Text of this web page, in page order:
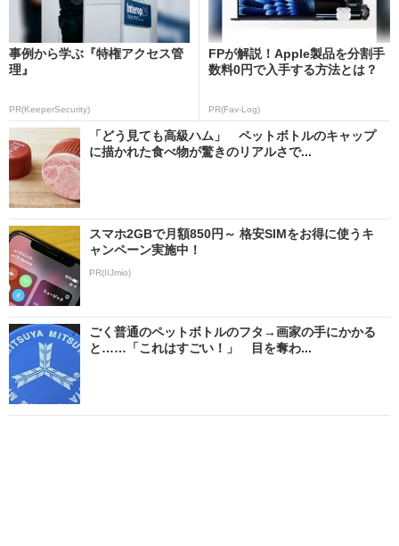
事例から学ぶ『特権アクセス管
理』
PR(KeeperSecurity)
FPが解説！Apple製品を分割手
数料0円で入手する方法とは？
PR(Fav-Log)
「どう見ても高級ハム」 ペットボトルのキャップ
に描かれた食べ物が驚きのリアルさで...
スマホ2GBで月額850円～ 格安SIMをお得に使うキ
ャンペーン実施中！
PR(IIJmio)
ごく普通のペットボトルのフタ→画家の手にかかる
と……「これはすごい！」 目を奪わ...